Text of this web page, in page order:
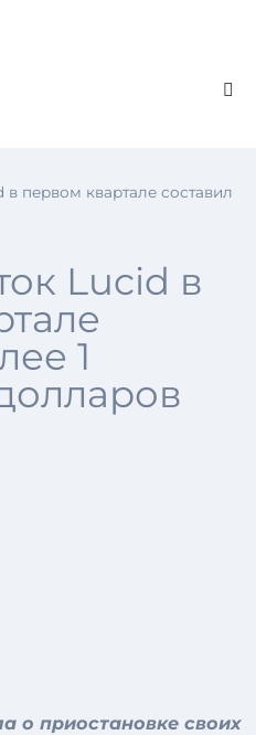
первом квартале составил
Lucid в
1
о приостановке своих